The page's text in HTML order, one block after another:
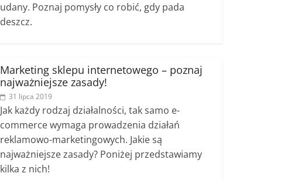
udany. Poznaj pomysły co robić, gdy pada
deszcz.
Marketing sklepu internetowego – poznaj
najważniejsze zasady!
31 lipca 2019
Jak każdy rodzaj działalności, tak samo e-
commerce wymaga prowadzenia działań
reklamowo-marketingowych. Jakie są
najważniejsze zasady? Poniżej przedstawiamy
kilka z nich!